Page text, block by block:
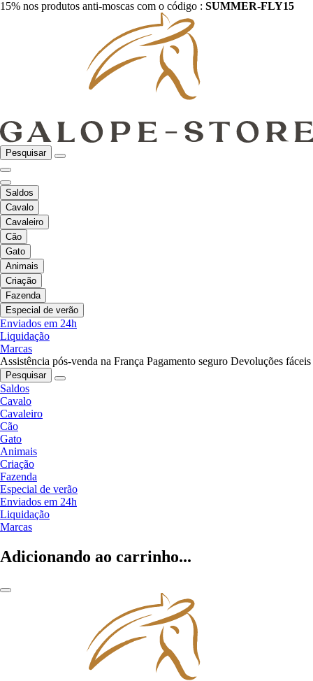
15% nos produtos anti-moscas com o código : SUMMER-FLY15
Pesquisar
Saldos
Cavalo
Cavaleiro
Cão
Gato
Animais
Criação
Fazenda
Especial de verão
Enviados em 24h
Liquidação
Marcas
Assistência pós-venda na França Pagamento seguro Devoluções fáceis
Pesquisar
Saldos
Cavalo
Cavaleiro
Cão
Gato
Animais
Criação
Fazenda
Especial de verão
Enviados em 24h
Liquidação
Marcas
Adicionando ao carrinho...